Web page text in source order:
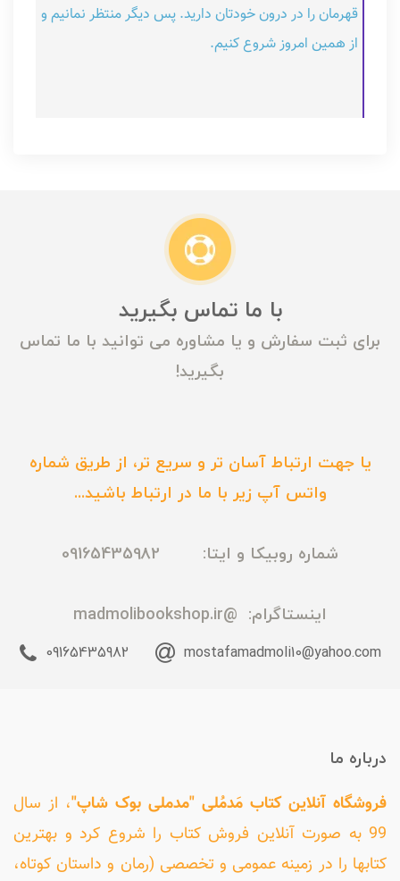
قهرمان را در درون خودتان دارید. پس دیگر منتظر نمانیم و
از همین امروز شروع کنیم.
با ما تماس بگیرید
برای ثبت سفارش و یا مشاوره می توانید با ما تماس
بگیرید!
یا جهت ارتباط آسان تر و سریع تر، از طریق شماره
واتس آپ زیر با ما در ارتباط باشید...
شماره روبیکا و ایتا: 09165435982
اینستاگرام: @madmolibookshop.ir
mostafamadmoli10@yahoo.com
09165435982
درباره ما
فروشگاه آنلاین کتاب مَدمُلی "مدملی بوک شاپ"، از سال
99 به صورت آنلاین فروش کتاب را شروع کرد و بهترین
کتابها را در زمینه عمومی و تخصصی (رمان و داستان کوتاه،